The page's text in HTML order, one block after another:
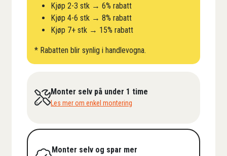
Kjøp 2-3 stk → 6% rabatt
Kjøp 4-6 stk → 8% rabatt
Kjøp 7+ stk → 15% rabatt
* Rabatten blir synlig i handlevogna.
Monter selv på under 1 time
Les mer om enkel montering
Monter selv og spar mer